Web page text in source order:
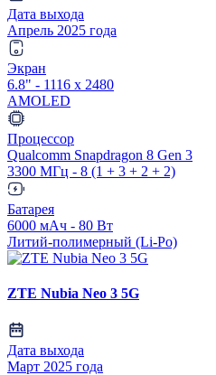
Дата выхода
Апрель 2025 года
Экран
6.8" - 1116 x 2480
AMOLED
Процессор
Qualcomm Snapdragon 8 Gen 3
3300 МГц - 8 (1 + 3 + 2 + 2)
Батарея
6000 мАч - 80 Вт
Литий-полимерный (Li-Po)
ZTE Nubia Neo 3 5G
Дата выхода
Март 2025 года